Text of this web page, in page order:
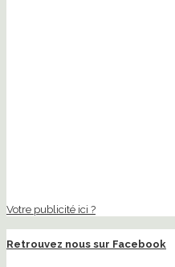
Votre publicité ici ?
Retrouvez nous sur Facebook